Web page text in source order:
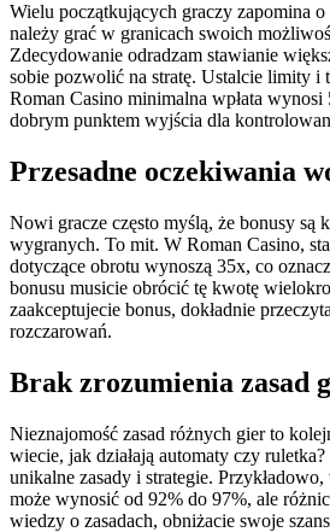
Wielu początkujących graczy zapomina
należy grać w granicach swoich
Zdecydowanie odradzam stawianie
sobie pozwolić na stratę. Ustalcie limity i
Roman Casino minimalna wpłata
dobrym punktem wyjścia dla
Przesadne oczekiwania
Nowi gracze często myślą, że bonusy są
wygranych. To mit. W Roman Casino,
dotyczące obrotu wynoszą 35x, co
bonusu musicie obrócić tę kwotę
zaakceptujecie bonus, dokładnie
rozczarowań.
Brak zrozumienia zasad
Nieznajomość zasad różnych gier to
wiecie, jak działają automaty czy
unikalne zasady i strategie.
może wynosić od 92% do 97%, ale
wiedzy o zasadach, obniżacie swoje